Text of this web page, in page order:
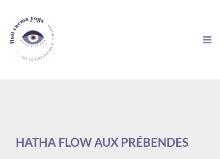
contenu
HATHA FLOW AUX PRÉBENDES